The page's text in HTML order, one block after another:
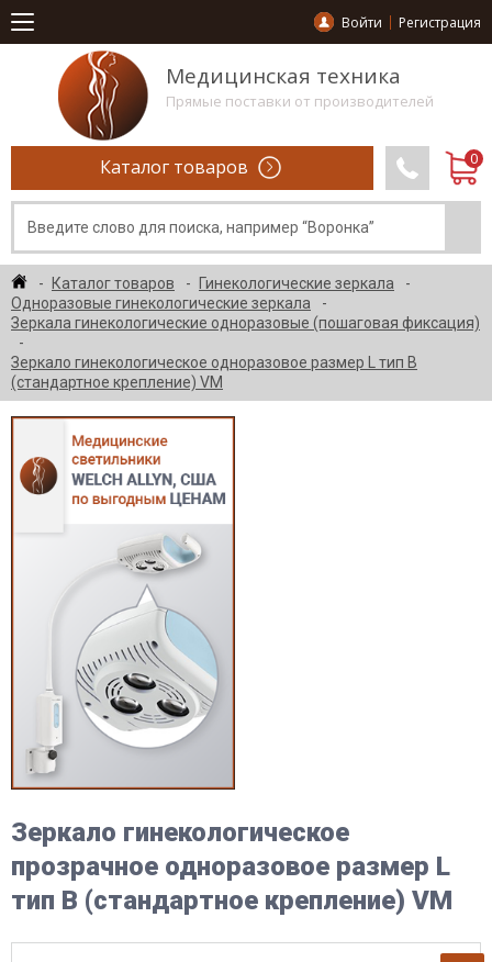
Войти Регистрация
Медицинская техника
Прямые поставки от производителей
Каталог товаров
Каталог товаров
Гинекологические зеркала
Одноразовые гинекологические зеркала
Зеркала гинекологические одноразовые (пошаговая фиксация)
Зеркало гинекологическое одноразовое размер L тип B
(стандартное крепление) VM
Зеркало гинекологическое
прозрачное одноразовое размер L
тип B (стандартное крепление) VM